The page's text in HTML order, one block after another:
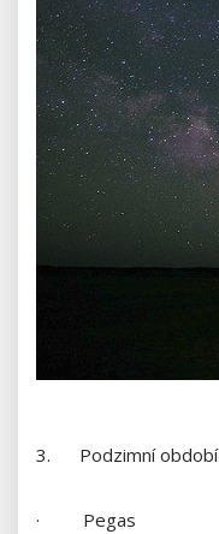
3. Podzimní období
· Pegas